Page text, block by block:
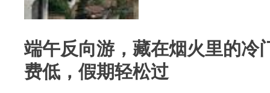
端午反向游，藏在烟火里的冷
费低，假期轻松过